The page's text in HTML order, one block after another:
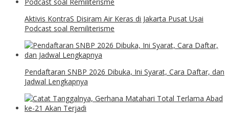
Aktivis KontraS Disiram Air Keras di Jakarta Pusat Usai
Podcast soal Remiliterisme
Pendaftaran SNBP 2026 Dibuka, Ini Syarat, Cara Daftar, dan
Jadwal Lengkapnya